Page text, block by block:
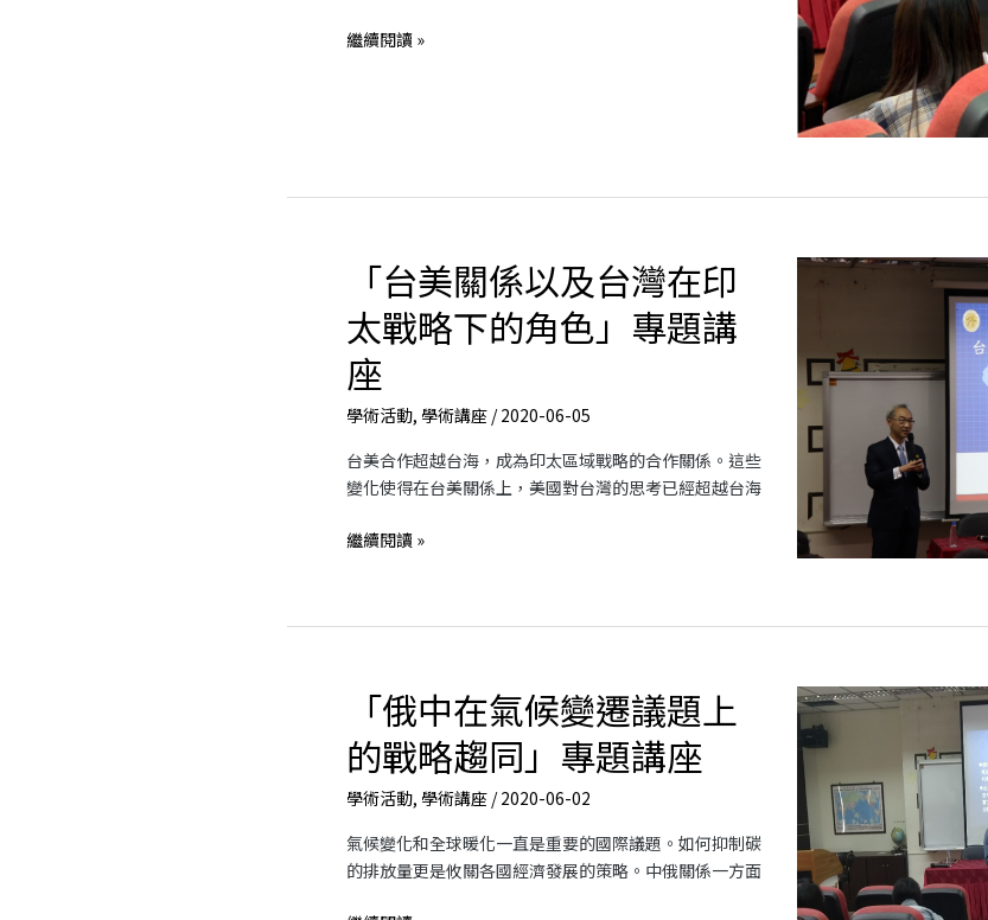
續
期
題
繼續閱讀 »
「台美關係以及台灣在印
太戰略下的角色」專題講
座
學術活動, 學術講座 /2020-06-05
台美合作超越台海，成為印太區域戰略的合作關係。這些
變化使得在台美關係上，美國對台灣的思考已經超越台海
「台
關
係
以
及
灣
在
太
下
題
講
繼續閱讀 »
「俄中在氣候變遷議題上
的戰略趨同」專題講座
學術活動, 學術講座 /2020-06-02
氣候變化和全球暖化一直是重要的國際議題。如何抑制碳
的排放量更是攸關各國經濟發展的策略。中俄關係一方面
「俄
在
氣
候
變
遷